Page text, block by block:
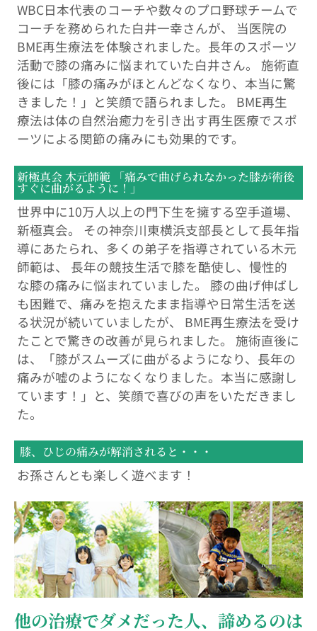
WBC日本代表のコーチや数々のプロ野球チームで
コーチを務められた白井一幸さんが、 当医院の
BME再生療法を体験されました。長年のスポーツ
活動で膝の痛みに悩まれていた白井さん。 施術直
後には「膝の痛みがほとんどなくなり、本当に驚
きました！」と笑顔で語られました。 BME再生
療法は体の自然治癒力を引き出す再生医療でスポ
ーツによる関節の痛みにも効果的です。
新極真会 木元師範 「痛みで曲げられなかった膝が術後
すぐに曲がるように！」
世界中に10万人以上の門下生を擁する空手道場、
新極真会。 その神奈川東横浜支部長として長年指
導にあたられ、多くの弟子を指導されている木元
師範は、 長年の競技生活で膝を酷使し、慢性的
な膝の痛みに悩まれていました。 膝の曲げ伸ばし
も困難で、痛みを抱えたまま指導や日常生活を送
る状況が続いていましたが、 BME再生療法を受け
たことで驚きの改善が見られました。 施術直後に
は、「膝がスムーズに曲がるようになり、長年の
痛みが嘘のようになくなりました。本当に感謝し
ています！」と、笑顔で喜びの声をいただきまし
た。
膝、ひじの痛みが解消されると・・・
お孫さんとも楽しく遊べます！
他の治療でダメだった人、諦めるのは